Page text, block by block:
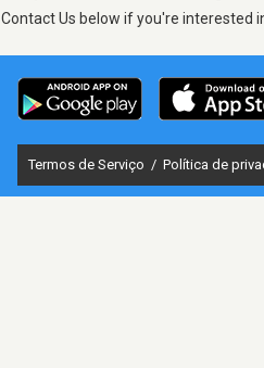
Contact Us below if you're interested
Termos de Serviço / Política de